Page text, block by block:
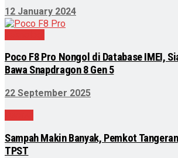
12 January 2024
Poco F8 Pro Nongol di Database IMEI,
Bawa Snapdragon 8 Gen 5
22 September 2025
Sampah Makin Banyak, Pemkot
TPST